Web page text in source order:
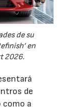
de su
en
2026.
de
como a